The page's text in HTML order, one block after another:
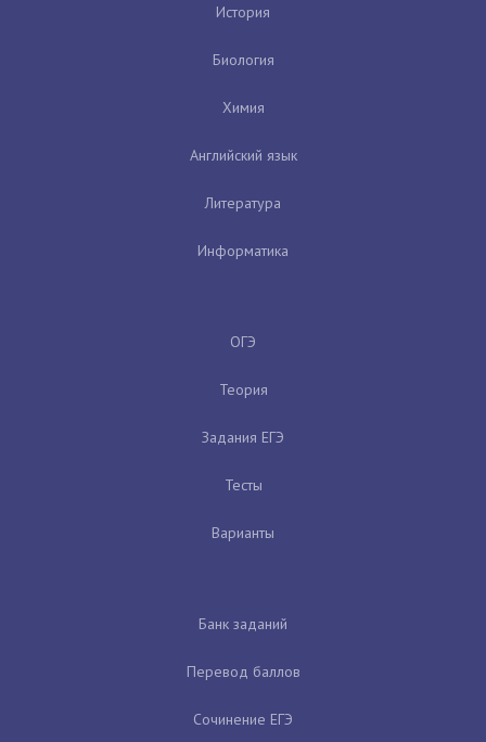
История
Биология
Химия
Английский язык
Литература
Информатика
ОГЭ
Теория
Задания ЕГЭ
Тесты
Варианты
Банк заданий
Перевод баллов
Сочинение ЕГЭ